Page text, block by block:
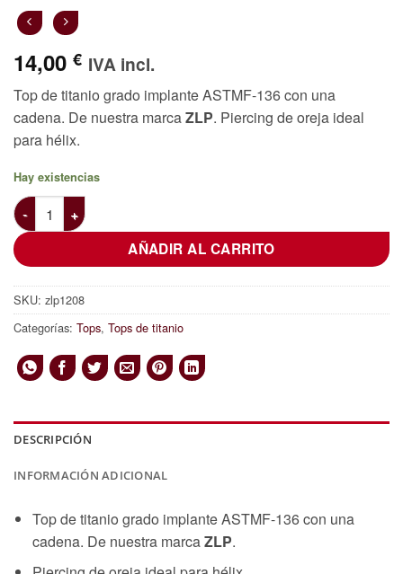
14,00 € IVA incl.
Top de titanio grado implante ASTMF-136 con una
cadena. De nuestra marcaZLP. Piercing de oreja ideal
para hélix.
Hay existencias
Top de titanio con cadena para hélix cantidad
AÑADIR AL CARRITO
SKU: zlp1208
Categorías: Tops, Tops de titanio
DESCRIPCIÓN
INFORMACIÓN ADICIONAL
Top de titanio grado implante ASTMF-136 con una
cadena. De nuestra marcaZLP.